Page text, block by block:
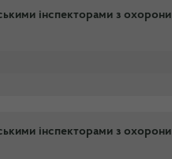
iнспекторами з охорони
iнспекторами з охорони